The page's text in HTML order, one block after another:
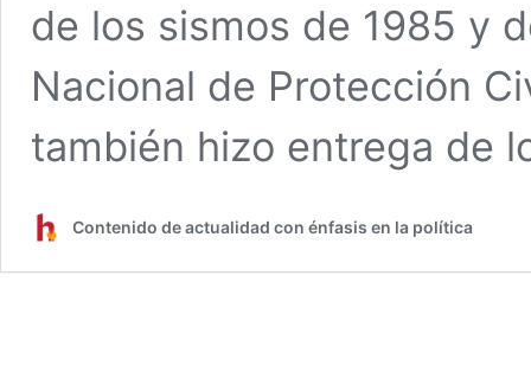
de los sismos de 1985 y
Nacional de Protección
también hizo entrega de
Contenido de actualidad con énfasis en la política